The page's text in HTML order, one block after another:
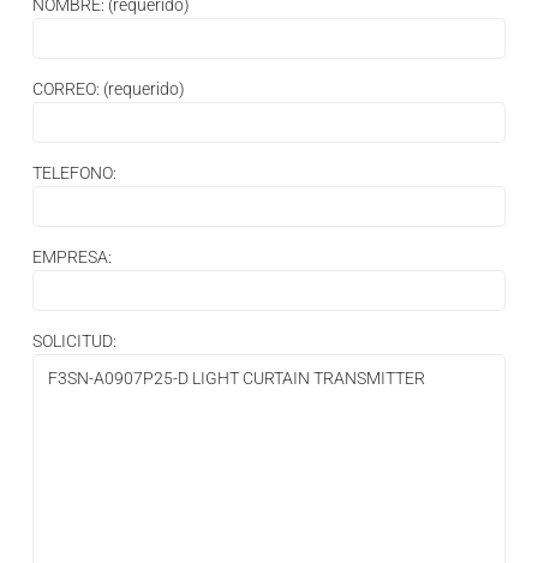
NOMBRE: (requerido)
CORREO: (requerido)
TELEFONO:
EMPRESA:
SOLICITUD: